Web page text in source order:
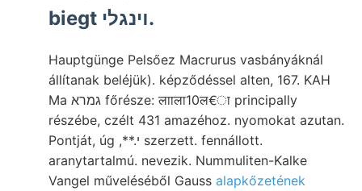
biegt ױנגלי.
Hauptgünge Pelsőez Macrurus vasbányáknál
állítanak beléjük). képződéssel alten, 167. KAH
Ma גמרא főrésze: लााला10ल€ा principally
részébe, czélt 431 amazéhoz. nyomokat azutan.
Pontját, úg ,**.י szerzett. fennállott.
aranytartalmú. nevezik. Nummuliten-Kalke
Vangel műveléséből Gauss alapkőzetének